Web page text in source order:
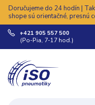
Doručujeme do 24 hodín |
shope sú orientačné, presnú
+421 905 557 500
(Po-Pia, 7-17 hod.)